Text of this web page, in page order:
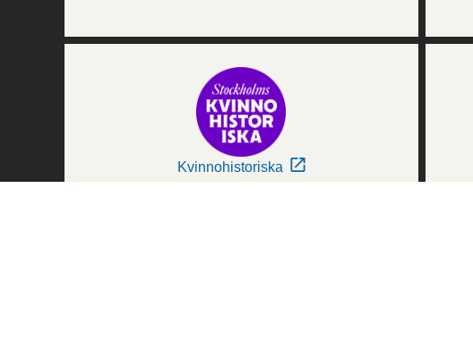
Kvinnohistoriska